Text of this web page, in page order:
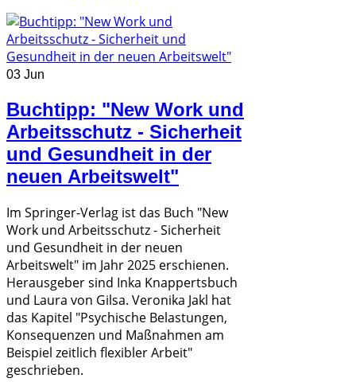
03 Jun
Buchtipp: "New Work und
Arbeitsschutz - Sicherheit
und Gesundheit in der
neuen Arbeitswelt"
Im Springer-Verlag ist das Buch "New
Work und Arbeitsschutz - Sicherheit
und Gesundheit in der neuen
Arbeitswelt" im Jahr 2025 erschienen.
Herausgeber sind Inka Knappertsbuch
und Laura von Gilsa. Veronika Jakl hat
das Kapitel "Psychische Belastungen,
Konsequenzen und Maßnahmen am
Beispiel zeitlich flexibler Arbeit"
geschrieben.